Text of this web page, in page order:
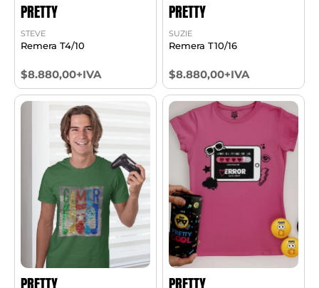
PRETTY
STEVE
Remera T4/10
$8.880,00+IVA
PRETTY
SUZIE
Remera T10/16
$8.880,00+IVA